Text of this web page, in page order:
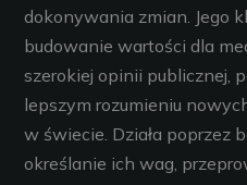
dokonywania zmian. Jego
budowanie wartości dla
szerokiej opinii publicznej,
lepszym rozumieniu
w świecie. Działa poprzez
określanie ich wag,